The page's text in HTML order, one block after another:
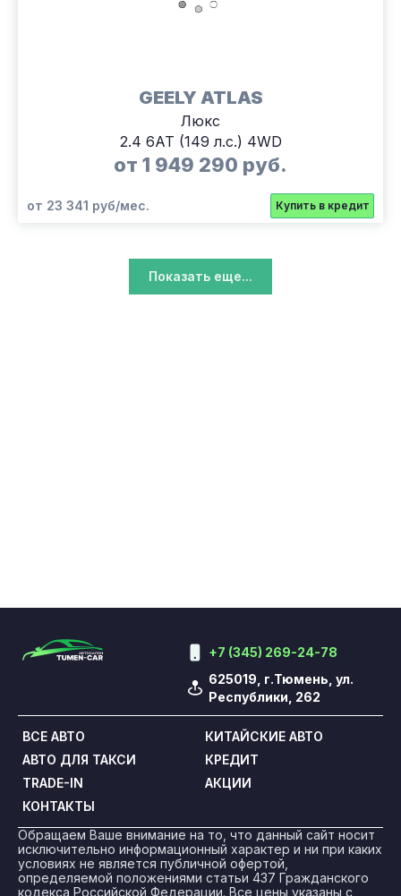
GEELY ATLAS
Люкс
2.4 6АТ (149 л.с.) 4WD
от 1 949 290 руб.
от 23 341 руб/мес. Купить в кредит
Показать еще...
+7 (345) 269-24-78
625019, г.Тюмень, ул.
Республики, 262
ВСЕ АВТО
КИТАЙСКИЕ АВТО
АВТО ДЛЯ ТАКСИ
КРЕДИТ
TRADE-IN
АКЦИИ
КОНТАКТЫ
Обращаем Ваше внимание на то, что данный сайт носит
исключительно информационный характер и ни при каких
условиях не является публичной офертой,
определяемой положениями статьи 437 Гражданского
кодекса Российской Федерации. Все цены указаны с